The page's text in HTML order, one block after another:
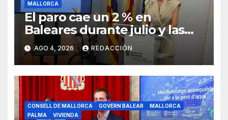
MALLORCA
El paro cae un 2 % en
Baleares durante julio y las
islas lideran la contratación
indefinida
AGO 4, 2026 REDACCIÓN
CONSELL DE MALLORCA GOVERN BALEAR
MALLORCA
PALMA
VIVIENDA